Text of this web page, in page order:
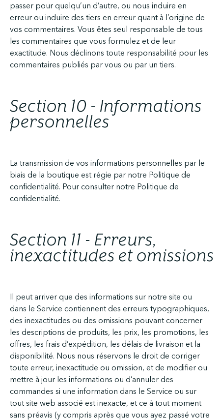
passer pour quelqu’un d’autre, ou nous induire en
erreur ou induire des tiers en erreur quant à l’origine de
vos commentaires. Vous êtes seul responsable de tous
les commentaires que vous formulez et de leur
exactitude. Nous déclinons toute responsabilité pour les
commentaires publiés par vous ou par un tiers.
Section 10 - Informations
personnelles
La transmission de vos informations personnelles par le
biais de la boutique est régie par notre Politique de
confidentialité. Pour consulter notre Politique de
confidentialité.
Section 11 - Erreurs,
inexactitudes et omissions
Il peut arriver que des informations sur notre site ou
dans le Service contiennent des erreurs typographiques,
des inexactitudes ou des omissions pouvant concerner
les descriptions de produits, les prix, les promotions, les
offres, les frais d’expédition, les délais de livraison et la
disponibilité. Nous nous réservons le droit de corriger
toute erreur, inexactitude ou omission, et de modifier ou
mettre à jour les informations ou d’annuler des
commandes si une information dans le Service ou sur
tout site web associé est inexacte, et ce à tout moment
sans préavis (y compris après que vous ayez passé votre